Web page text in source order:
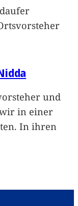
und
in einer
In ihren